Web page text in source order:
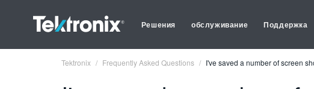
Решения обслуживание Поддержка
Tektronix Frequently Asked Questions I've saved a number of screen